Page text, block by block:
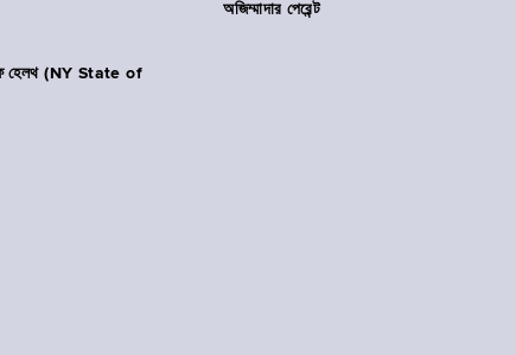
হেলথ (NY State of
অজিম্মাদার পেরেন্ট